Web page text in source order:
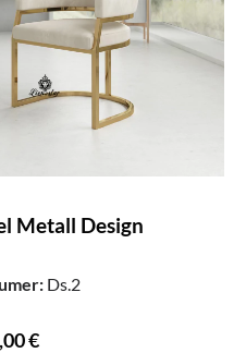
Metall Design
Ds.2
€